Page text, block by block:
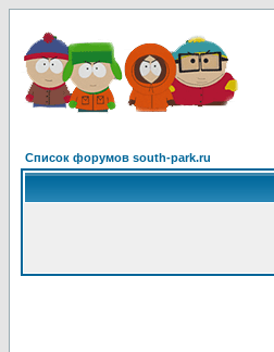
Список форумов south-park.ru